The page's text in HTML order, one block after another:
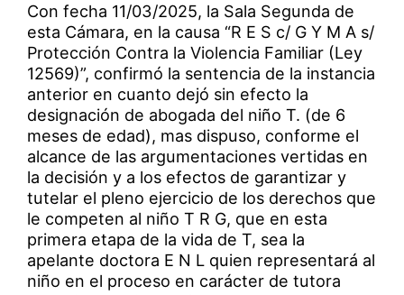
Con fecha 11/03/2025, la Sala Segunda de
esta Cámara, en la causa “R E S c/ G Y M A s/
Protección Contra la Violencia Familiar (Ley
12569)”, confirmó la sentencia de la instancia
anterior en cuanto dejó sin efecto la
designación de abogada del niño T. (de 6
meses de edad), mas dispuso, conforme el
alcance de las argumentaciones vertidas en
la decisión y a los efectos de garantizar y
tutelar el pleno ejercicio de los derechos que
le competen al niño T R G, que en esta
primera etapa de la vida de T, sea la
apelante doctora E N L quien representará al
niño en el proceso en carácter de tutora